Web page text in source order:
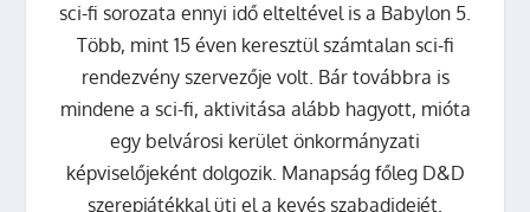
sci-fi sorozata ennyi idő elteltével is a Babylon 5.
Több, mint 15 éven keresztül számtalan sci-fi
rendezvény szervezője volt. Bár továbbra is
mindene a sci-fi, aktivitása alább hagyott, mióta
egy belvárosi kerület önkormányzati
képviselőjeként dolgozik. Manapság főleg D&D
szerepjátékkal üti el a kevés szabadidejét.